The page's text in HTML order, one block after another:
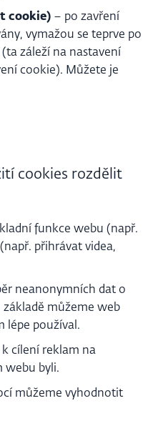
cookie) – po zavření
vymažou se teprve po
záleží na nastavení
cookie). Můžete je
cookies rozdělit
funkce webu (např.
přihrávat videa,
neanonymních dat o
můžeme web
lépe používal.
cílení reklam na
webu byli.
můžeme vyhodnotit